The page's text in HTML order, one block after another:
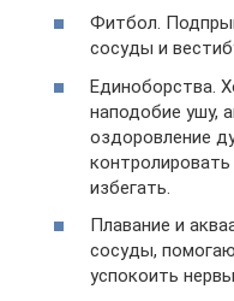
Фитбол.
сосуды и
Единоборства.
наподобие ушу,
оздоровление
избегать.
Плавание и
сосуды,
успокоить